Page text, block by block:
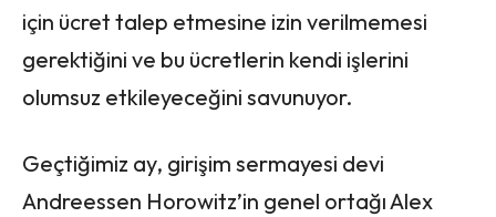
için ücret talep etmesine izin verilmemesi
gerektiğini ve bu ücretlerin kendi işlerini
olumsuz etkileyeceğini savunuyor.
Geçtiğimiz ay, girişim sermayesi devi
Andreessen Horowitz’in genel ortağı Alex